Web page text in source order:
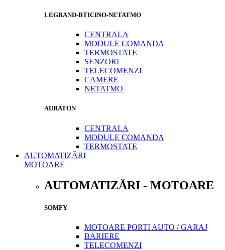
LEGRAND-BTICINO-NETATMO
CENTRALA
MODULE COMANDA
TERMOSTATE
SENZORI
TELECOMENZI
CAMERE
NETATMO
AURATON
CENTRALA
MODULE COMANDA
TERMOSTATE
AUTOMATIZĂRI
MOTOARE
AUTOMATIZĂRI - MOTOARE
SOMFY
MOTOARE PORTI AUTO / GARAJ
BARIERE
TELECOMENZI